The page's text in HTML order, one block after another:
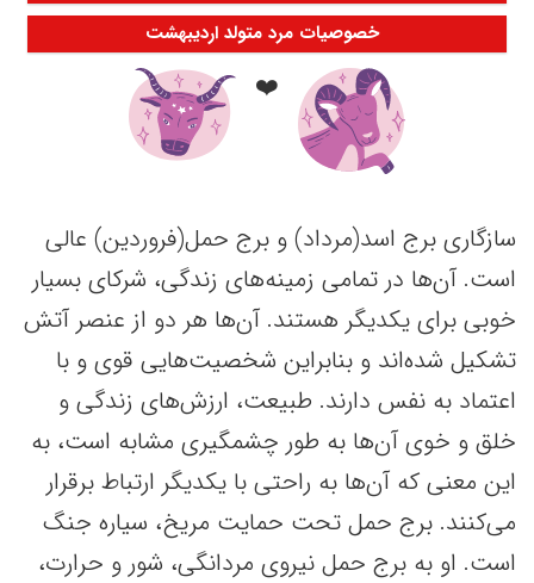
خصوصیات مرد متولد اردیبهشت
❤️
سازگاری برج اسد(مرداد) و برج حمل(فروردین) عالی
است. آن‌ها در تمامی زمینه‌های زندگی، شرکای بسیار
خوبی برای یکدیگر هستند. آن‌ها هر دو از عنصر آتش
تشکیل شده‌اند و بنابراین شخصیت‌هایی قوی و با
اعتماد به نفس دارند. طبیعت‌، ارزش‌های زندگی و
خلق و خوی آن‌ها به طور چشمگیری مشابه است، به
این معنی که آن‌ها به راحتی با یکدیگر ارتباط برقرار
می‌کنند. برج حمل تحت حمایت مریخ، سیاره جنگ
است. او به برج حمل نیروی مردانگی، شور و حرارت،